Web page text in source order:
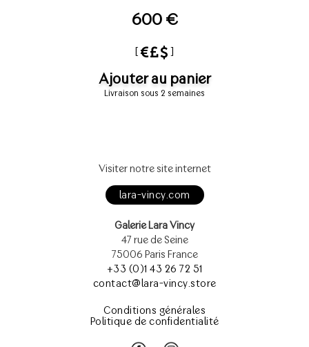
600 €
[ ]
Ajouter au panier
Livraison sous 2 semaines
Visiter notre site internet
lara-vincy.com
Galerie Lara Vincy
47 rue de Seine
75006 Paris France
+33 (0)1 43 26 72 51
contact@lara-vincy.store
Conditions générales
Politique de confidentialité